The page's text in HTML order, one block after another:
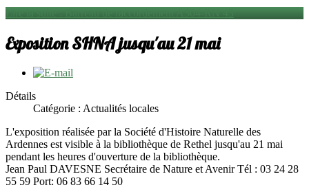
Lire la suite : Barreau de raccordement A304-RN 43
Exposition SHNA jusqu'au 21 mai
Détails
Catégorie : Actualités locales
L'exposition réalisée par la Société d'Histoire Naturelle des
Ardennes est visible à la bibliothèque de Rethel jusqu'au 21 mai
pendant les heures d'ouverture de la bibliothèque.
Jean Paul DAVESNE Secrétaire de Nature et Avenir Tél : 03 24 28
55 59 Port: 06 83 66 14 50